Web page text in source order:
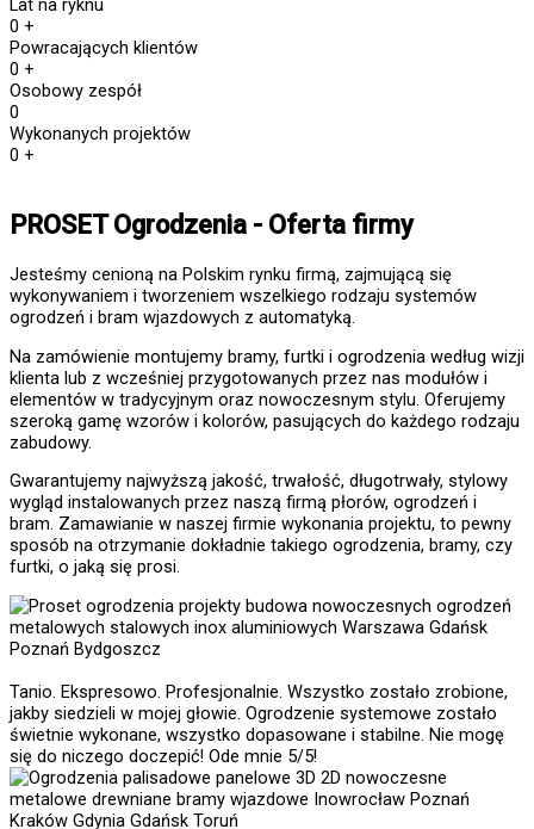
Lat na ryknu
0 +
Powracających klientów
0 +
Osobowy zespół
0
Wykonanych projektów
0 +
PROSET Ogrodzenia - Oferta firmy
Jesteśmy cenioną na Polskim rynku firmą, zajmującą się
wykonywaniem i tworzeniem wszelkiego rodzaju systemów
ogrodzeń i bram wjazdowych z automatyką.
Na zamówienie montujemy bramy, furtki i ogrodzenia według wizji
klienta lub z wcześniej przygotowanych przez nas modułów i
elementów w tradycyjnym oraz nowoczesnym stylu. Oferujemy
szeroką gamę wzorów i kolorów, pasujących do każdego rodzaju
zabudowy.
Gwarantujemy najwyższą jakość, trwałość, długotrwały, stylowy
wygląd instalowanych przez naszą firmą płorów, ogrodzeń i
bram. Zamawianie w naszej firmie wykonania projektu, to pewny
sposób na otrzymanie dokładnie takiego ogrodzenia, bramy, czy
furtki, o jaką się prosi.
Tanio. Ekspresowo. Profesjonalnie. Wszystko zostało zrobione,
jakby siedzieli w mojej głowie. Ogrodzenie systemowe zostało
świetnie wykonane, wszystko dopasowane i stabilne. Nie mogę
się do niczego doczepić! Ode mnie 5/5!